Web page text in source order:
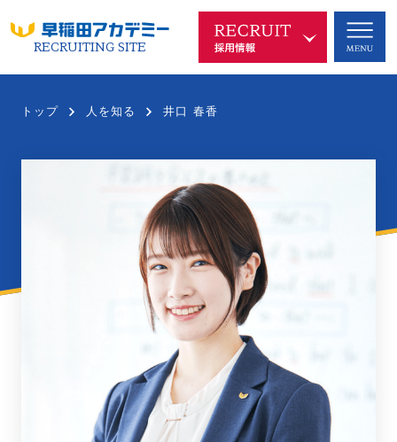
RECRUITING SITE
トップ 人を知る 井口 春香
中長期ビジョン
SDGsへの取り組み
会社概要
仕事を知る WORKS
職種紹介 キャリアステップ